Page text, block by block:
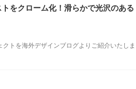
をクローム化！滑らかで光沢のある
トを海外デザインブログよりご紹介いたしま